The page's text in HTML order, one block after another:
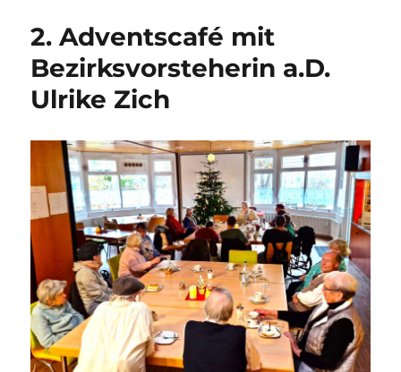
2. Adventscafé mit
Bezirksvorsteherin a.D.
Ulrike Zich